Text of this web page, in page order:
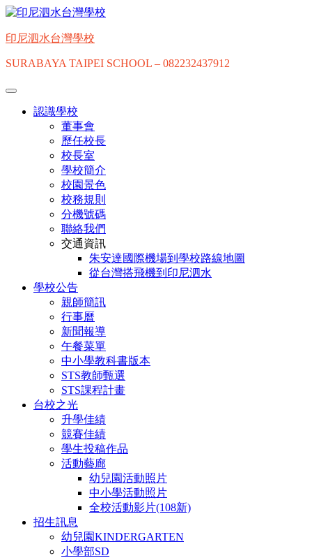
Skip
content
印尼泗水台灣學校
SURABAYA TAIPEI SCHOOL – 082232437912
認識學校
董事會
歷任校長
校長室
學校簡介
校園景色
校務規則
分機號碼
聯絡我們
交通資訊
朱安達國際機場到學校路線地圖
從台灣搭飛機到印尼泗水
學校公告
親師簡訊
行事曆
新聞報導
午餐菜單
中小學教科書版本
STS教師甄選
STS課程計畫
台校之光
升學佳績
競賽佳績
學生投稿作品
活動藝廊
幼兒園活動照片
中小學活動照片
全校活動影片(108新)
招生訊息
幼兒園KINDERGARTEN
小學部SD